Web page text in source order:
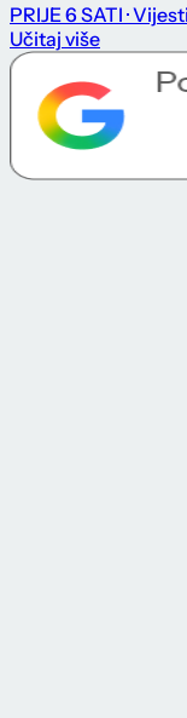
PRIJE 6 SATI · Vijesti
Učitaj više